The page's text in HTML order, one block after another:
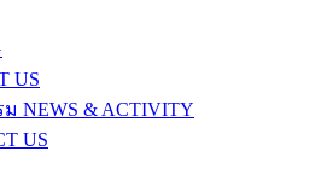
US
ม NEWS & ACTIVITY
US